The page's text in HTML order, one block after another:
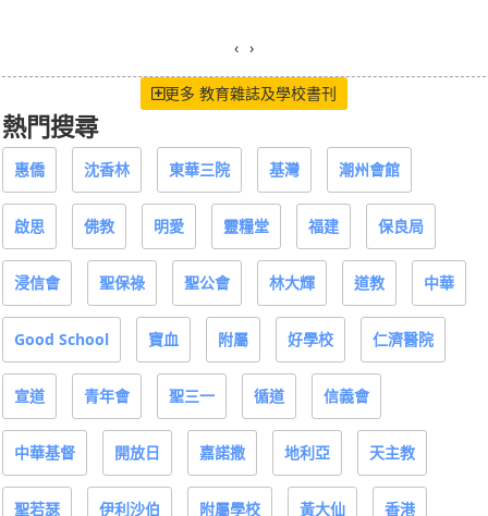
‹ ›
更多 教育雜誌及學校書刊
熱門搜尋
惠僑 沈香林 東華三院 基灣 潮州會館
啟思 佛教 明愛 靈糧堂 福建 保良局
浸信會 聖保祿 聖公會 林大輝 道教 中華
Good School 寶血 附屬 好學校 仁濟醫院
宣道 青年會 聖三一 循道 信義會
中華基督 開放日 嘉諾撒 地利亞 天主教
聖若瑟 伊利沙伯 附屬學校 黃大仙 香港